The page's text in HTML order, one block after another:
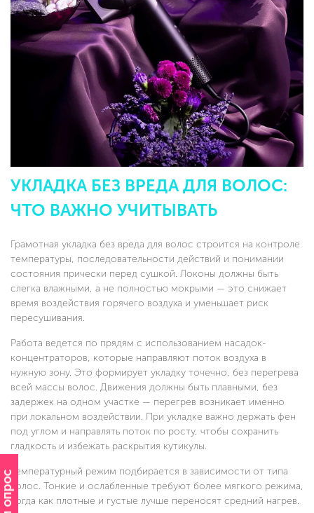
УКЛАДКА БЕЗ ВРЕДА ДЛЯ ВОЛОС:
ЧТО ВАЖНО УЧИТЫВАТЬ
Грамотная укладка без вреда для волос строится на контроле
температуры, последовательности действий и понимании
состояния прически перед сушкой. Локоны должны быть
слегка влажными, а не полностью мокрыми — это снижает
время воздействия горячего воздуха и уменьшает риск
пересушивания.
Работа ведется по прядям с использованием насадок-
концентраторов, которые направляют поток воздуха в
нужную зону. Это формирует укладку точечно, без перегрева
всей массы волос. Движения должны быть плавными, без
задержек на одном участке — перегрев возникает именно
при локальном воздействии. При укладке важно держать фен
под углом и направлять поток по росту, чтобы сохранить
гладкость и избежать раскрытия кутикулы.
Температурный режим подбирается в зависимости от типа
волос. Тонкие и ослабленные требуют более мягкого режима,
тогда как плотные и густые лучше переносят средний нагрев.